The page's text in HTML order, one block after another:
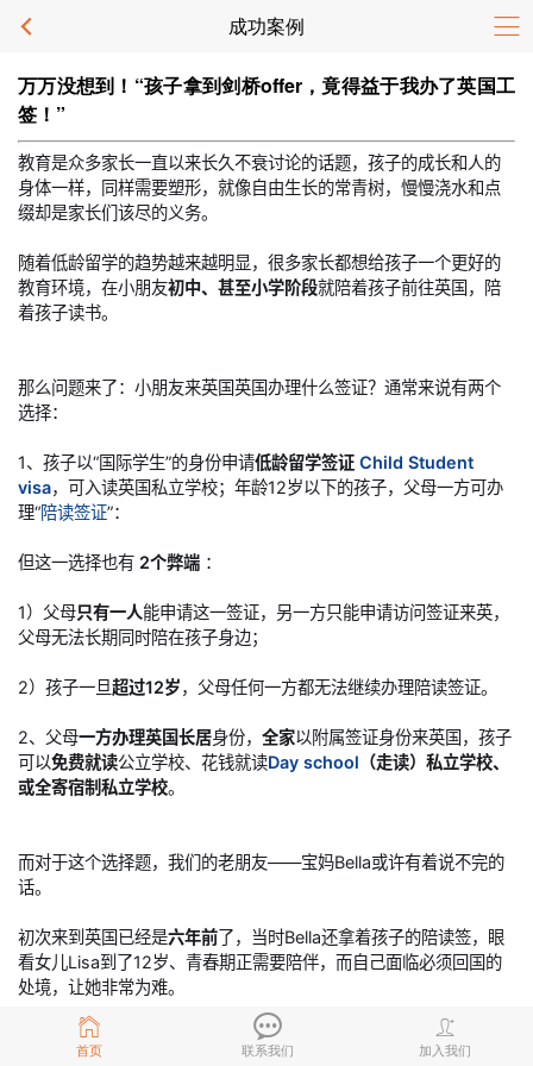
成功案例
首页 联系我们 加入我们
万万没想到！“孩子拿到剑桥offer，竟得益于我办了英国工
签！”
教育是众多家长一直以来长久不衰讨论的话题，孩子的成长和人的
身体一样，同样需要塑形，就像自由生长的常青树，慢慢浇水和点
缀却是家长们该尽的义务。
随着低龄留学的趋势越来越明显，很多家长都想给孩子一个更好的
教育环境，在小朋友初中、甚至小学阶段就陪着孩子前往英国，陪
着孩子读书。
那么问题来了：小朋友来英国英国办理什么签证？通常来说有两个
选择：
1、孩子以“国际学生”的身份申请低龄留学签证 Child Student
visa，可入读英国私立学校；年龄12岁以下的孩子，父母一方可办
理“陪读签证”：
但这一选择也有 2个弊端 ：
1）父母只有一人能申请这一签证，另一方只能申请访问签证来英，
父母无法长期同时陪在孩子身边；
2）孩子一旦超过12岁，父母任何一方都无法继续办理陪读签证。
2、父母一方办理英国长居身份， 全家以附属签证身份来英国，孩子
可以免费就读公立学校、花钱就读Day school （走读）私立学校、
或全寄宿制私立学校。
而对于这个选择题，我们的老朋友——宝妈Bella或许有着说不完的
话。
初次来到英国已经是六年前了，当时Bella还拿着孩子的陪读签，眼
看女儿Lisa到了12岁、青春期正需要陪伴，而自己面临必须回国的
处境，让她非常为难。
正在那个阶段，Bella结识了唐顿，通过一番了解过后，果断选择办